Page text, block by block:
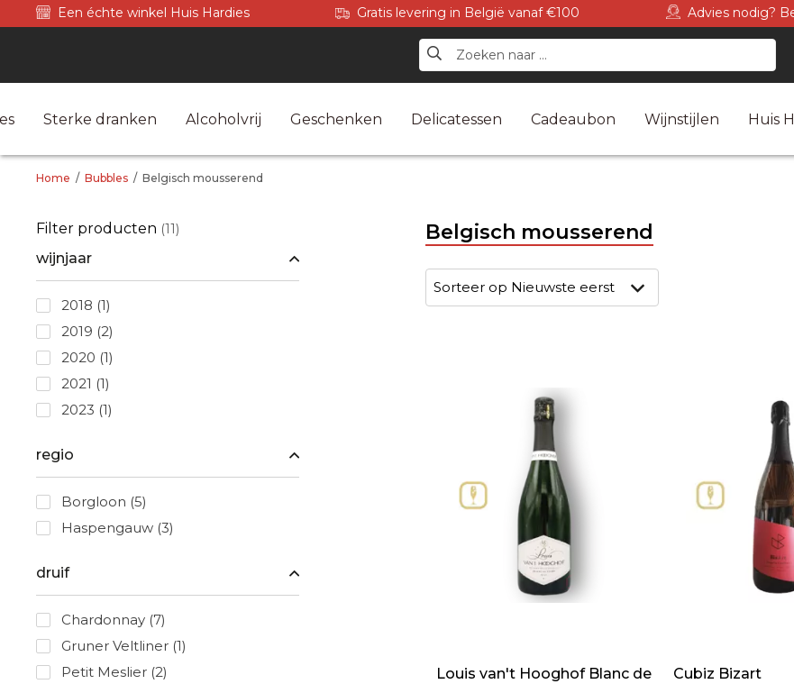
Een échte winkel Huis Hardies Gratis levering in België vanaf €100 Advies nodig?
Sterke dranken Alcoholvrij Geschenken Delicatessen Cadeaubon Wijnstijlen Huis
Home / Bubbles / Belgisch mousserend
Filter producten (11)
wijnjaar
2018 (1)
2019 (2)
2020 (1)
2021 (1)
2023 (1)
regio
Borgloon (5)
Haspengauw (3)
druif
Chardonnay (7)
Gruner Veltliner (1)
Petit Meslier (2)
Belgisch mousserend
Louis van't Hooghof Blanc de
Cubiz Bizart